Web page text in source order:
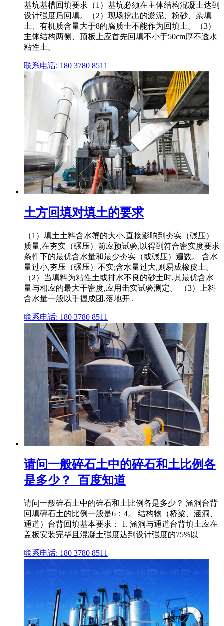
基坑基槽回填要求（1）基坑必须在主体结构混凝土达到
设计强度后回填。（2）现场挖出的淤泥、粉砂、杂填
土、有机质含量大于8的腐质士不能作为回填土。（3）
主体结构两侧、顶板上应首先回填不小于50cm厚不透水
粘性土。
联系电话: 180 3780 8511
土方回填对填土的要求
（1）填土土料含水蟹的大小,直接影响到夯实（碾压）
质量,在夯实（碾压）前应预试验,以得到符合密实度要求
条件下的最优含水量和最少夯实（或碾压）遍数。 含水
量过小,夯压（碾压）不实;含水量过大,则易成橡皮土。
（2）当填料为粘性土或排水不良的砂土时,其最优含水
量与相应的最大干密度,应用击实试验测定。 （3）上料
含水量一般以手握成团,落地开 .
联系电话: 180 3780 8511
请问一般碎石土中的碎石和土比例各
是多少？_百度知道
请问一般碎石土中的碎石和土比例各是多少？ 涵洞台背
回填碎石土的比例一般是6：4。 结构物（桥梁、涵洞、
通道）台背回填基本要求： 1. 涵洞与通道台背填土应在
盖板安装完毕且混凝土强度达到设计强度的75%以
联系电话: 180 3780 8511